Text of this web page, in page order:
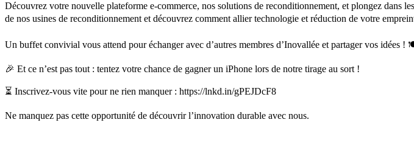
Découvrez votre nouvelle plateforme e-commerce, nos solutions de reconditionnement, et plongez dans
de nos usines de reconditionnement et découvrez comment allier technologie et réduction de votre
Un buffet convivial vous attend pour échanger avec d’autres membres d’Inovallée et partager vos idées !
🎉 Et ce n’est pas tout : tentez votre chance de gagner un iPhone lors de notre tirage au sort !
⏳ Inscrivez-vous vite pour ne rien manquer : https://lnkd.in/gPEJDcF8
Ne manquez pas cette opportunité de découvrir l’innovation durable avec nous.